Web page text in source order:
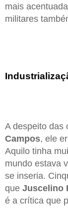
mais
militares
A despeito das
Campos, ele
Aquilo tinha
mundo estava
se inseria.
que Juscelino
é a crítica que